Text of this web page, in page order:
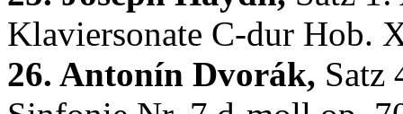
Klaviersonate C-dur Hob.
26. Antonín Dvorák, Satz